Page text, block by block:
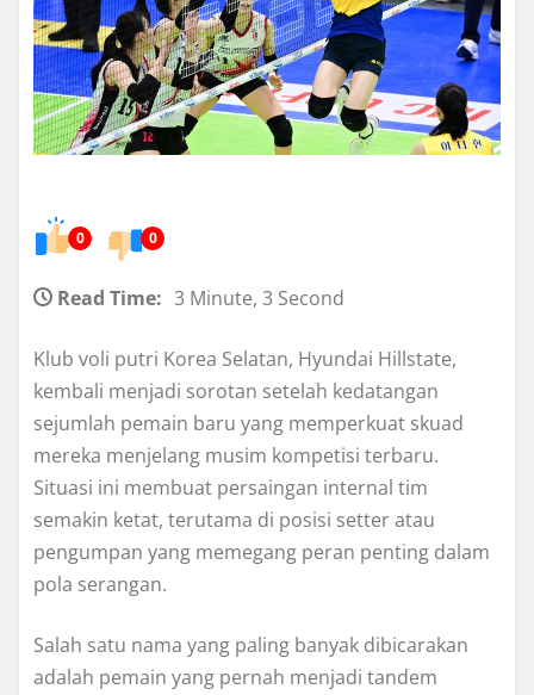
0 0
Read Time: 3 Minute, 3 Second
Klub voli putri Korea Selatan, Hyundai Hillstate,
kembali menjadi sorotan setelah kedatangan
sejumlah pemain baru yang memperkuat skuad
mereka menjelang musim kompetisi terbaru.
Situasi ini membuat persaingan internal tim
semakin ketat, terutama di posisi setter atau
pengumpan yang memegang peran penting dalam
pola serangan.
Salah satu nama yang paling banyak dibicarakan
adalah pemain yang pernah menjadi tandem